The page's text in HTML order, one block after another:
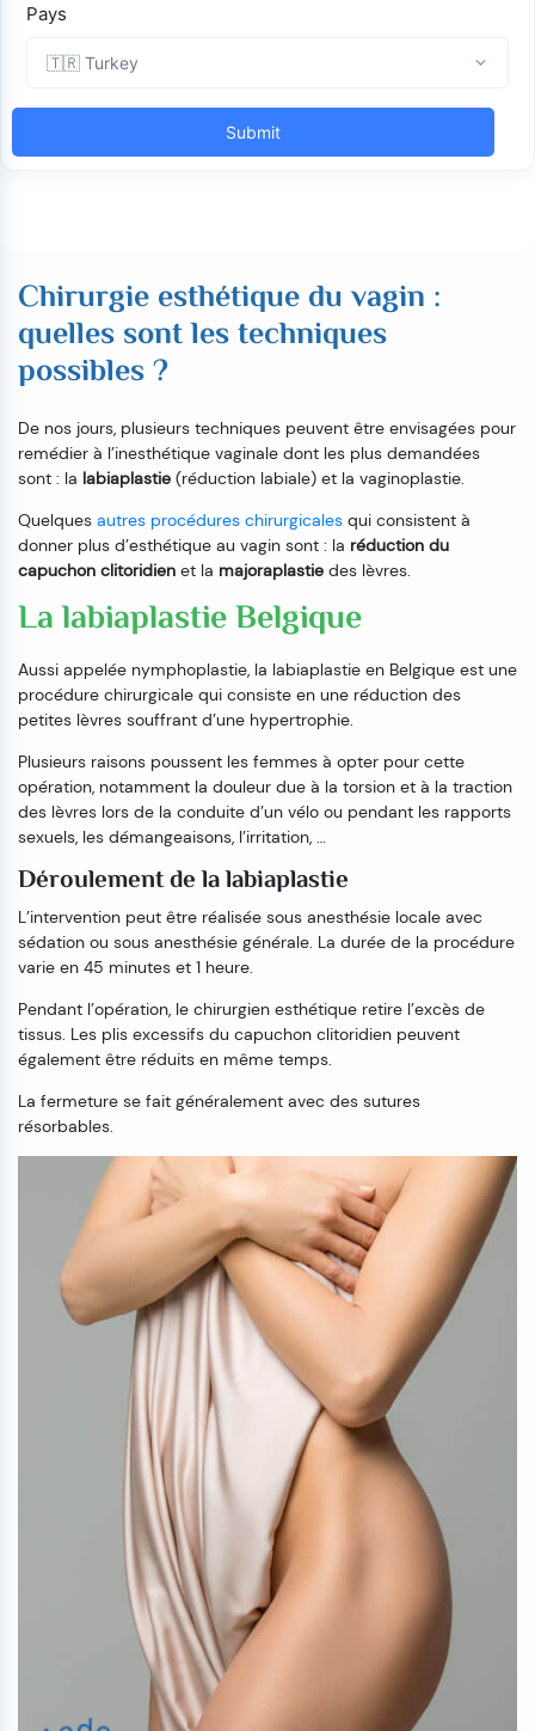
Chirurgie esthétique du vagin :
quelles sont les techniques
possibles ?
De nos jours, plusieurs techniques peuvent être envisagées pour
remédier à l’inesthétique vaginale dont les plus demandées
sont : la labiaplastie (réduction labiale) et la vaginoplastie.
Quelques autres procédures chirurgicales qui consistent à
donner plus d’esthétique au vagin sont : la réduction du
capuchon clitoridien et la majoraplastie des lèvres.
La labiaplastie Belgique
Aussi appelée nymphoplastie, la labiaplastie en Belgique est une
procédure chirurgicale qui consiste en une réduction des
petites lèvres souffrant d’une hypertrophie.
Plusieurs raisons poussent les femmes à opter pour cette
opération, notamment la douleur due à la torsion et à la traction
des lèvres lors de la conduite d’un vélo ou pendant les rapports
sexuels, les démangeaisons, l’irritation, …
Déroulement de la labiaplastie
L’intervention peut être réalisée sous anesthésie locale avec
sédation ou sous anesthésie générale. La durée de la procédure
varie en 45 minutes et 1 heure.
Pendant l’opération, le chirurgien esthétique retire l’excès de
tissus. Les plis excessifs du capuchon clitoridien peuvent
également être réduits en même temps.
La fermeture se fait généralement avec des sutures
résorbables.